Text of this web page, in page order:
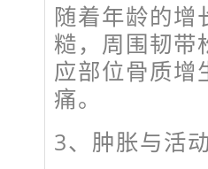
随着年龄的增
糙，周围韧带
应部位骨质增
痛。
3、肿胀与活